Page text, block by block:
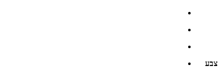
צבע